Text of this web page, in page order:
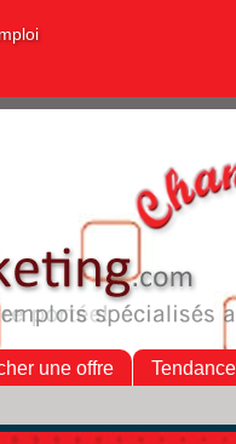
une offre